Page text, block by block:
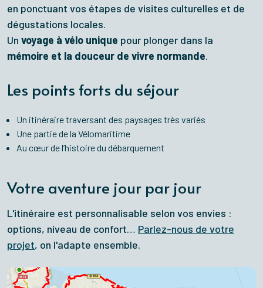
en ponctuant vos étapes de visites culturelles et de
dégustations locales.
Un voyage à vélo unique pour plonger dans la
mémoire et la douceur de vivre normande.
Les points forts du séjour
Un itinéraire traversant des paysages très variés
Une partie de la Vélomaritime
Au cœur de l’histoire du débarquement
Votre aventure jour par jour
L'itinéraire est personnalisable selon vos envies :
options, niveau de confort… Parlez-nous de votre
projet, on l'adapte ensemble.